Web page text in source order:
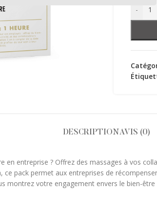
-
DESCRIPTION AVIS (0)
en entreprise ? Offrez des massages à vos
pack permet aux entreprises de
montrez votre engagement envers le bien-